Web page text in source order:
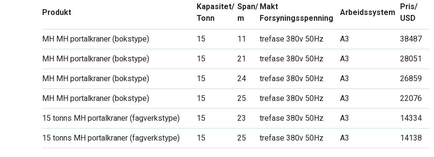
Produkt
Kapasitet/
Tonn
Span/
m
Makt
Forsyningsspenning
Arbeidssystem Pris/
USD
MH MH portalkraner (bokstype)
15 11 trefase 380v 50Hz A3
38487
MH MH portalkraner (bokstype)
15 21 trefase 380v 50Hz A3
28051
MH MH portalkraner (bokstype)
15 24 trefase 380v 50Hz A3
26859
MH MH portalkraner (bokstype)
15 25 trefase 380v 50Hz A3
22076
15 tonns MH portalkraner (fagverkstype)
15 23 trefase 380v 50Hz A3
14334
15 tonns MH portalkraner (fagverkstype)
15 25 trefase 380v 50Hz A3 14138